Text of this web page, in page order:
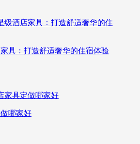
具：打造舒适奢华的住宿体验
哪家好